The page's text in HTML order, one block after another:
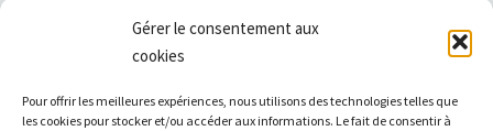
Gérer le consentement aux
cookies
Pour offrir les meilleures expériences, nous utilisons des technologies telles que
les cookies pour stocker et/ou accéder aux informations. Le fait de consentir à